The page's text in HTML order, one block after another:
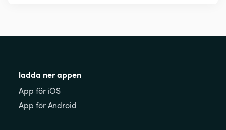
ladda ner appen
App för iOS
App för Android